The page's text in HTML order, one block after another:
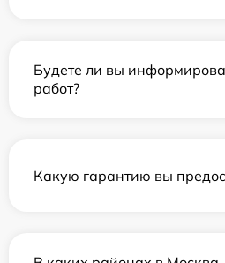
Будете ли вы
работ?
Какую гарантию вы